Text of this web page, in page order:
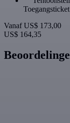
Toegangsticket
Vanaf US$ 173,00
US$ 164,35